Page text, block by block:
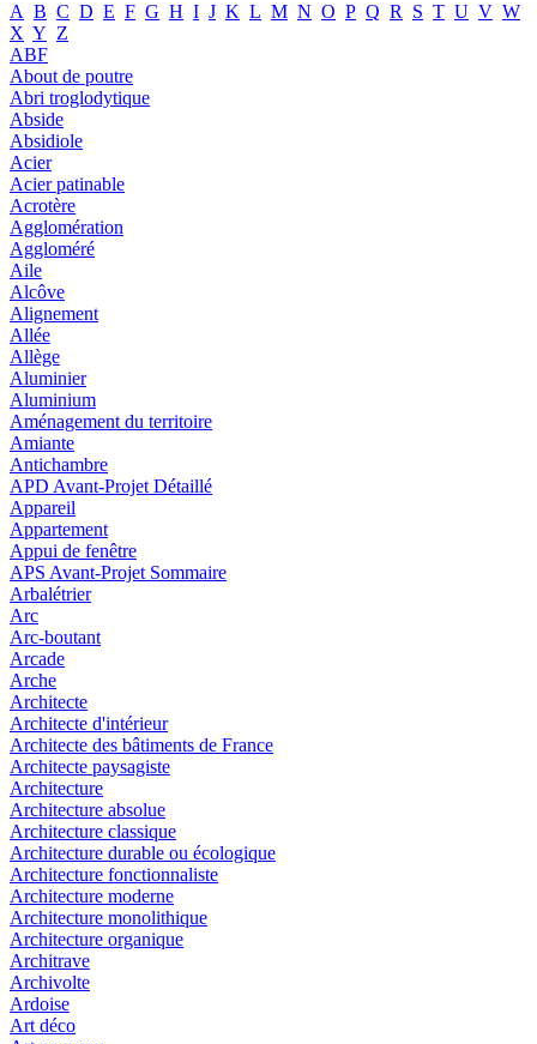
A B C D E F G H I J K L M N O P Q R S T U V W
X Y Z
ABF
About de poutre
Abri troglodytique
Abside
Absidiole
Acier
Acier patinable
Acrotère
Agglomération
Aggloméré
Aile
Alcôve
Alignement
Allée
Allège
Aluminier
Aluminium
Aménagement du territoire
Amiante
Antichambre
APD Avant-Projet Détaillé
Appareil
Appartement
Appui de fenêtre
APS Avant-Projet Sommaire
Arbalétrier
Arc
Arc-boutant
Arcade
Arche
Architecte
Architecte d'intérieur
Architecte des bâtiments de France
Architecte paysagiste
Architecture
Architecture absolue
Architecture classique
Architecture durable ou écologique
Architecture fonctionnaliste
Architecture moderne
Architecture monolithique
Architecture organique
Architrave
Archivolte
Ardoise
Art déco